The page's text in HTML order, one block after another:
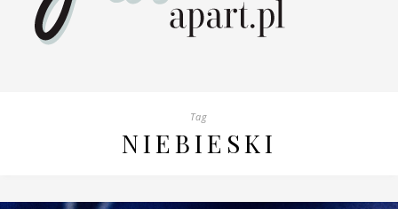
Tag
NIEBIESKI